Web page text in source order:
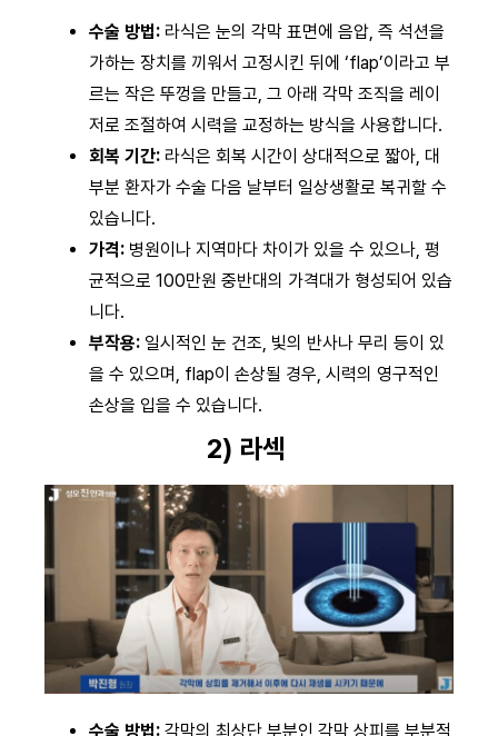
수술 방법: 라식은 눈의 각막 표면에 음압, 즉 석션을
가하는 장치를 끼워서 고정시킨 뒤에 ‘flap’이라고 부
르는 작은 뚜껑을 만들고, 그 아래 각막 조직을 레이
저로 조절하여 시력을 교정하는 방식을 사용합니다.
회복 기간: 라식은 회복 시간이 상대적으로 짧아, 대
부분 환자가 수술 다음 날부터 일상생활로 복귀할 수
있습니다.
가격: 병원이나 지역마다 차이가 있을 수 있으나, 평
균적으로 100만원 중반대의 가격대가 형성되어 있습
니다.
부작용: 일시적인 눈 건조, 빛의 반사나 무리 등이 있
을 수 있으며, flap이 손상될 경우, 시력의 영구적인
손상을 입을 수 있습니다.
2) 라섹
수술 방법: 각막의 최상단 부분인 각막 상피를 부분적